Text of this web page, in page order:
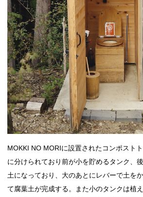
MOKKI NO MORIに設置されたコンポスト
に分けられており前が小を貯めるタンク、
土になっており、大のあとにレバーで土を
て腐葉土が完成する。また小のタンクは植